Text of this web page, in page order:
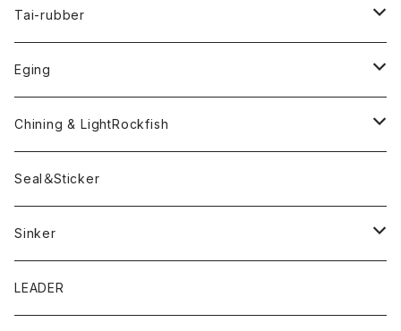
Fリトリーバー
漁港ワームLv.2
Bスネイクinch
Handle Knob
ピカルヘッド
LEVEL6
YARIE
ECOGEAR
Tai-rubber
TWObyTWO
ツートンネクタイ
ACTIVE
Eging
Egi
Rig
Chining & LightRockfish
Worm
KeeperLine
Seal＆Sticker
Sinker
キーパーライン
LEADER